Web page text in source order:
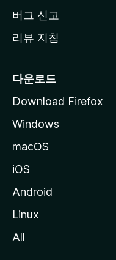
버그 신고
리뷰 지침
다운로드
Download Firefox
Windows
macOS
iOS
Android
Linux
All